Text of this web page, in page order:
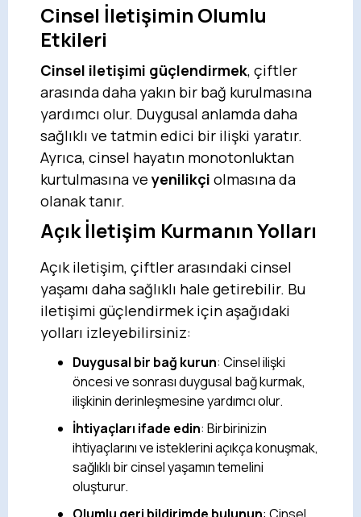
Cinsel İletişimin Olumlu
Etkileri
Cinsel iletişimi güçlendirmek, çiftler
arasında daha yakın bir bağ kurulmasına
yardımcı olur. Duygusal anlamda daha
sağlıklı ve tatmin edici bir ilişki yaratır.
Ayrıca, cinsel hayatın monotonluktan
kurtulmasına ve yenilikçi olmasına da
olanak tanır.
Açık İletişim Kurmanın Yolları
Açık iletişim, çiftler arasındaki cinsel
yaşamı daha sağlıklı hale getirebilir. Bu
iletişimi güçlendirmek için aşağıdaki
yolları izleyebilirsiniz:
Duygusal bir bağ kurun: Cinsel ilişki
öncesi ve sonrası duygusal bağ kurmak,
ilişkinin derinleşmesine yardımcı olur.
İhtiyaçları ifade edin: Birbirinizin
ihtiyaçlarını ve isteklerini açıkça konuşmak,
sağlıklı bir cinsel yaşamın temelini
oluşturur.